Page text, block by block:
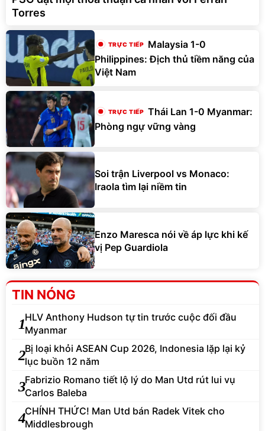
Torres
Malaysia 1-0
Philippines: Địch thủ tiềm năng của
Việt Nam
Thái Lan 1-0 Myanmar:
Phòng ngự vững vàng
Soi trận Liverpool vs Monaco:
Iraola tìm lại niềm tin
Enzo Maresca nói về áp lực khi kế
vị Pep Guardiola
TIN NÓNG
1HLV Anthony Hudson tự tin trước cuộc đối đầu
Myanmar
2Bị loại khỏi ASEAN Cup 2026, Indonesia lặp lại kỷ
lục buồn 12 năm
3Fabrizio Romano tiết lộ lý do Man Utd rút lui vụ
Carlos Baleba
4CHÍNH THỨC! Man Utd bán Radek Vitek cho
Middlesbrough